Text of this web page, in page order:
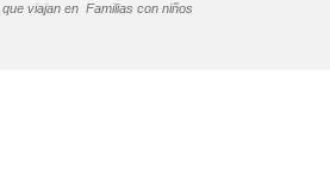
viajan en Familias con niños